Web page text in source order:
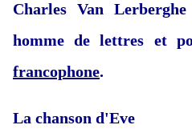
Charles Van
homme de lettres et
francophone.
La chanson d'Eve